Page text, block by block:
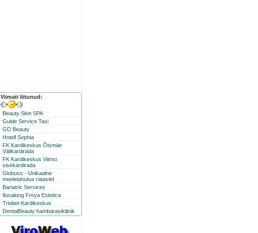
Viimati liitunud:
Beauty Skin SPA
Guide Service Taxi
GD Beauty
Hotell Sophia
FK Kardikeskus Õismäe
Välikardirada
FK Kardikeskus Viimsi
sisekardirada
Globuss - Unikaalne
meelelahutus ratastel
Bariatric Services
Ilusalong Freya Estetica
Triobet Kardikeskus
DentalBeauty hambaravikliinik